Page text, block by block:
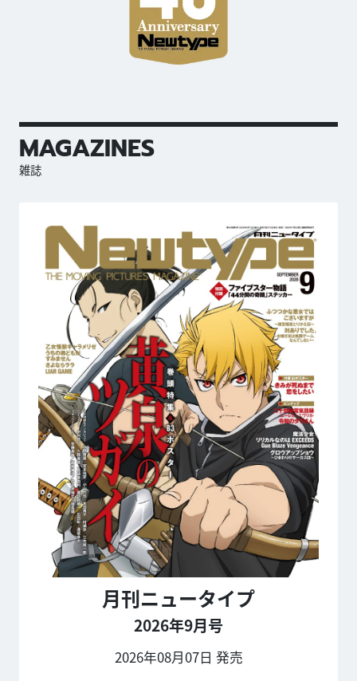
MAGAZINES
雑誌
月刊ニュータイプ
2026年9月号
2026年08月07日 発売